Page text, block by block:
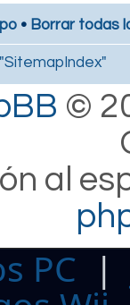
• Borrar todas
"SitemapIndex"
©
al
PC